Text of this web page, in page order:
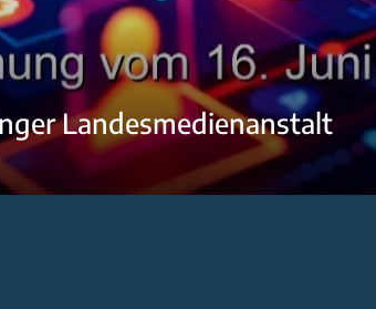
Landesmedienanstalt